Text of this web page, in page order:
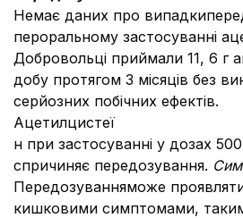
Немає даних про
пероральному застосуванні
Добровольці приймали 11, 6 г
добу протягом 3 місяців без
серйозних побічних ефектів.
Ацетилцистеї
н при застосуванні у дозах
спричиняє передозування.
Передозуванняможе
кишковими симптомами,